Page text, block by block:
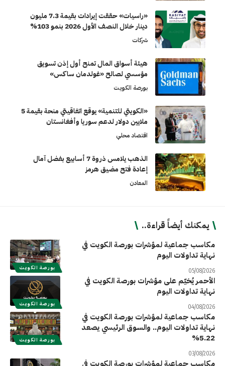
«راسيات» حققت إيرادات بقيمة 7.3 مليون
دينار خلال النصف الأول 2026 بنمو 103%
شركات
هيئة أسواق المال تمنح أول إذن تسويق
مؤسسي لصالح «غولدمان ساكس»
بورصة الكويت
«الكويتي للتنمية» يوقع اتفاقيتي منحة بقيمة 5
ملايين دولار لدعم سوريا وأفغانستان
اقتصاد محلي
الذهب يلامس ذروة 7 أسابيع بفضل آمال
إعادة فتح مضيق هرمز
المعادن
يمكنك أيضاً قراءة..
بورصة الكويت
مكاسب جماعية لمؤشرات بورصة الكويت في
نهاية تداولات اليوم
05/08/2026
بورصة الكويت
الأحمر يُخيّم على مؤشرات بورصة الكويت في
نهاية تداولات اليوم
04/08/2026
بورصة الكويت
مكاسب جماعية لمؤشرات بورصة الكويت في
نهاية تداولات اليوم.. والسوق الرئيسي يصعد
5.22%
03/08/2026
مكاسب جماعية لمؤشرات بورصة الكويت في